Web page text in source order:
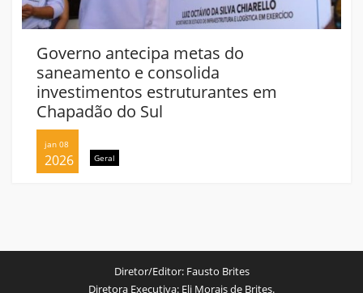
Governo antecipa metas do
saneamento e consolida
investimentos estruturantes em
Chapadão do Sul
jan 08
2026 Geral
Diretor/Editor:Fausto Brites
Diretora Executiva: Eli Morais de Brites.